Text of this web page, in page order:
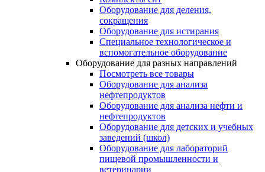
Оборудование для деления,
сокращения
Оборудование для истирания
Специальное технологическое и
вспомогательное оборудование
Оборудование для разных направлений
Посмотреть все товары
Оборудование для анализа
нефтепродуктов
Оборудование для анализа нефти и
нефтепродуктов
Оборудование для детских и учебных
заведений (школ)
Оборудование для лабораторий
пищевой промышленности и
ветеринарии